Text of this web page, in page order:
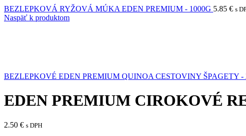
BEZLEPKOVÁ RYŽOVÁ MÚKA EDEN PREMIUM - 1000G 5.85 € s
Naspäť k produktom
BEZLEPKOVÉ EDEN PREMIUM QUINOA CESTOVINY ŠPAGETY -
EDEN PREMIUM CIROKOVÉ
2.50 € s DPH